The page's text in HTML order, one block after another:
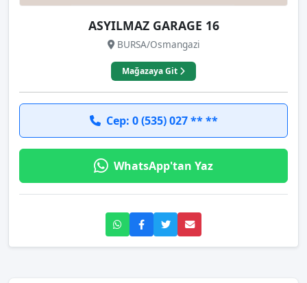
ASYILMAZ GARAGE 16
BURSA/Osmangazi
Mağazaya Git
Cep: 0 (535) 027 ** **
WhatsApp'tan Yaz